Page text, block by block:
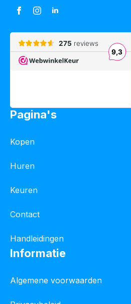
Pagina's
Kopen
Huren
Keuren
Contact
Handleidingen
Informatie
Algemene voorwaarden